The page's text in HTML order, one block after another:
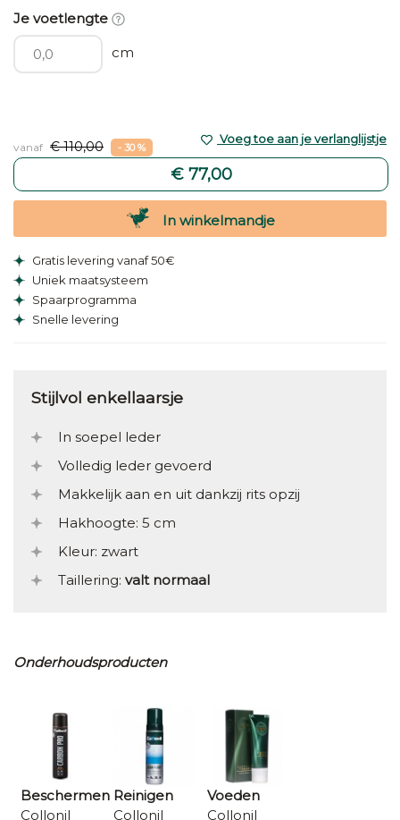
Je voetlengte
cm
vanaf € 110,00 - 30 %
€ 77,00
Voeg toe aan je verlanglijstje
In winkelmandje
Gratis levering vanaf 50€
Uniek maatsysteem
Spaarprogramma
Snelle levering
Stijlvol enkellaarsje
In soepel leder
Volledig leder gevoerd
Makkelijk aan en uit dankzij rits opzij
Hakhoogte: 5 cm
Kleur: zwart
Taillering: valt normaal
Onderhoudsproducten
Beschermen
Collonil
Reinigen
Collonil
Voeden
Collonil